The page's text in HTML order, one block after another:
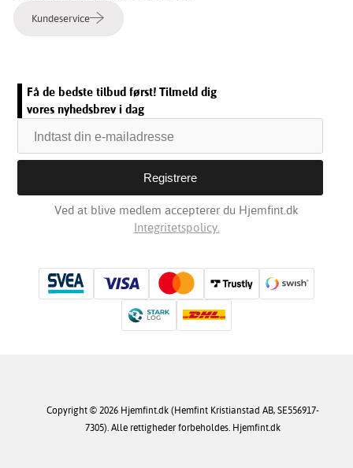
Kundeservice
Få de bedste tilbud først! Tilmeld dig
vores nyhedsbrev i dag
Ved at blive medlem accepterer du Hjemfint.dk
Integritetspolicy.
Copyright © 2026 Hjemfint.dk (Hemfint Kristianstad AB, SE556917-
7305). Alle rettigheder forbeholdes. Hjemfint.dk